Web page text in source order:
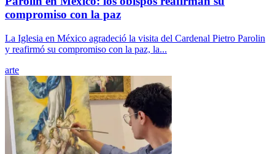
compromiso con la paz
La Iglesia en México agradeció la visita del Cardenal Pietro Parolin
y reafirmó su compromiso con la paz, la...
arte